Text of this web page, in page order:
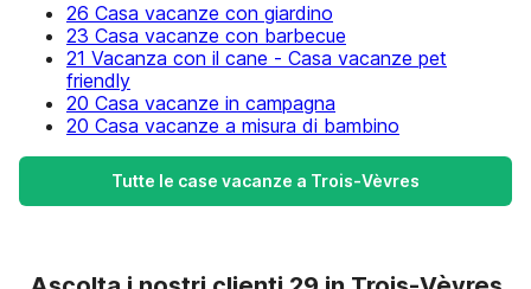
26 Casa vacanze con giardino
23 Casa vacanze con barbecue
21 Vacanza con il cane - Casa vacanze pet
friendly
20 Casa vacanze in campagna
20 Casa vacanze a misura di bambino
Tutte le case vacanze a Trois-Vèvres